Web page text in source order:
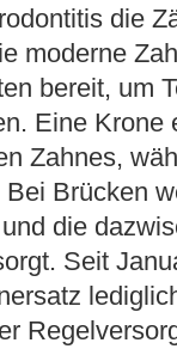
die
moderne
bereit, um
Eine Krone
Zahnes,
Bei Brücken
die
Seit